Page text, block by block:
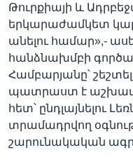
Թուրքիայի և
երկարաժամկետ
անելու համար»,-
հանձնախմբի
Համբարյանը՝
պատրաստ է
հետ՝ ընդլայնելու
տրամադրվող
շարունակական